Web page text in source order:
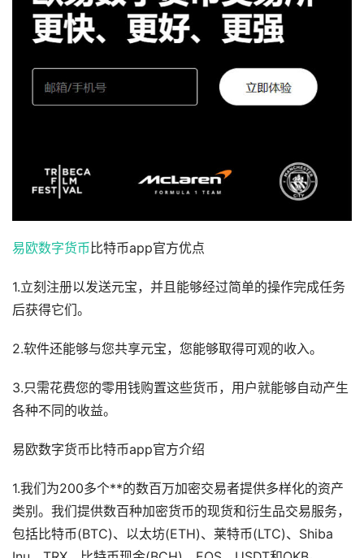
易欧数字货币 比特币app官方优点
1.立刻注册以发送元宝，并且能够经过简单的操作完成任务
后获得它们。
2.软件还能够与您共享元宝，您能够取得可观的收入。
3.只需花费您的零用钱购置这些货币，用户就能够自动产生
各种不同的收益。
易欧数字货币比特币app官方介绍
1.我们为200多个**的数百万加密交易者提供多样化的资产
类别。我们提供数百种加密货币的现货和衍生品交易服务，
包括比特币(BTC)、以太坊(ETH)、莱特币(LTC)、Shiba